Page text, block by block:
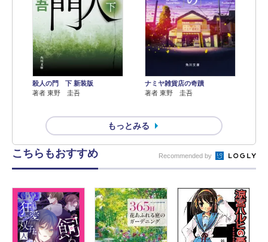
殺人の門 下 新装版
著者 東野 圭吾
ナミヤ雑貨店の奇蹟
著者 東野 圭吾
もっとみる
こちらもおすすめ Recommended by